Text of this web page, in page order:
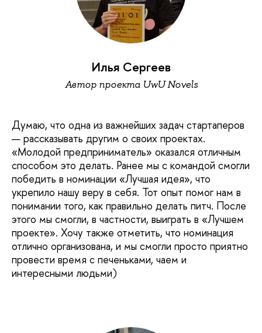
Илья Сергеев
Автор проекта UwU Novels
Думаю, что одна из важнейших задач стартаперов
— рассказывать другим о своих проектах.
«Молодой предприниматель» оказался отличным
способом это делать. Ранее мы с командой смогли
победить в номинации «Лучшая идея», что
укрепило нашу веру в себя. Тот опыт помог нам в
понимании того, как правильно делать питч. После
этого мы смогли, в частности, выиграть в «Лучшем
проекте». Хочу также отметить, что номинация
отлично организована, и мы смогли просто приятно
провести время с печеньками, чаем и
интересными людьми)